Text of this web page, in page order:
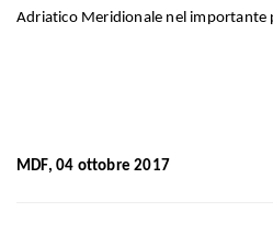
Adriatico Meridionale nel
MDF, 04 ottobre 2017